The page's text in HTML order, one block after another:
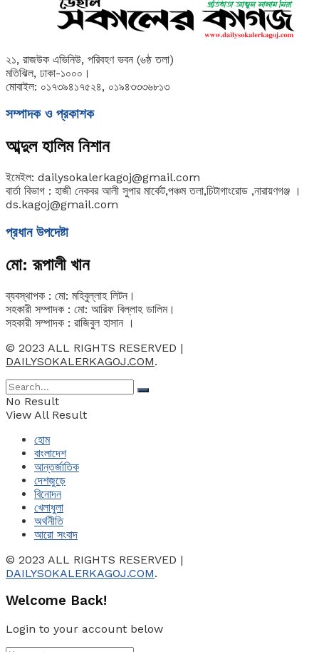
২১, রাজউক এভিনিউ, পরিবহণ ভবন (৬ষ্ঠ তলা)
মতিঝিল, ঢাকা-১০০০।
মোবাইল: ০১৭৩৯৪১৭৫২৪, ০১৯৪৩৩৩৬৮১৩
সম্পাদক ও প্রকাশক
আব্দুল হালিম নিশান
ইমেইল: dailysokalerkagoj@gmail.com
বার্তা বিভাগ : হাজী নেকবর আলী সুপার মার্কেট,পঞ্চম তলা,চিটাগাংরোড ,নারায়ণগঞ্জ ।
ds.kagoj@gmail.com
প্রধান উপদেষ্টা
মো: রূপালী খান
ব্যবস্থাপক : মো: মহিবুল্লাহ লিটন।
সহকারী সম্পাদক : মো: আরিফ বিল্লাহ ডালিম।
সহকারী সম্পাদক : রাজিবুল হাসান ।
© 2023 ALL RIGHTS RESERVED |
DAILYSOKALERKAGOJ.COM.
No Result
View All Result
হোম
বাংলাদেশ
আন্তর্জাতিক
দেশজুড়ে
বিনোদন
খেলাধুলা
অর্থনীতি
আরো সংবাদ
© 2023 ALL RIGHTS RESERVED |
DAILYSOKALERKAGOJ.COM.
Welcome Back!
Login to your account below